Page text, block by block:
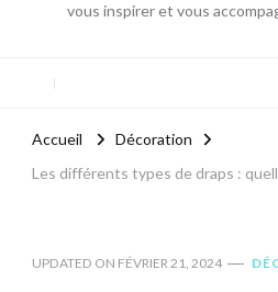
vous inspirer et vous
Accueil
Décoration
Les différents types de draps :
UPDATED ON FÉVRIER 21, 2024